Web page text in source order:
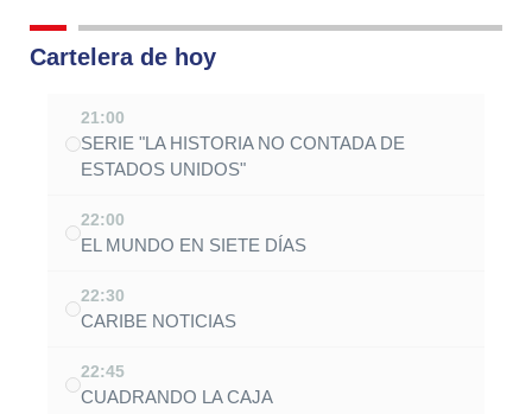
Alternative:
Cartelera de hoy
21:00
SERIE "LA HISTORIA NO CONTADA DE
ESTADOS UNIDOS"
22:00
EL MUNDO EN SIETE DÍAS
22:30
CARIBE NOTICIAS
22:45
CUADRANDO LA CAJA